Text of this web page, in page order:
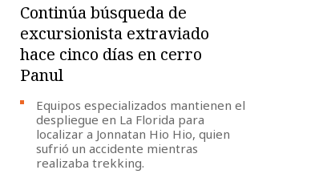
Continúa búsqueda de
excursionista extraviado
hace cinco días en cerro
Panul
Equipos especializados mantienen el
despliegue en La Florida para
localizar a Jonnatan Hio Hio, quien
sufrió un accidente mientras
realizaba trekking.